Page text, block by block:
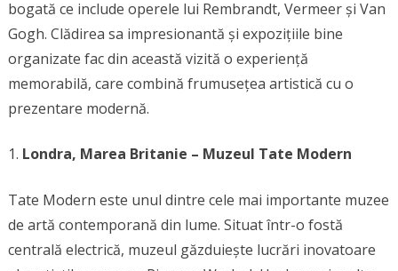
bogată ce include operele lui Rembrandt, Vermeer și Van
Gogh. Clădirea sa impresionantă și expozițiile bine
organizate fac din această vizită o experiență
memorabilă, care combină frumusețea artistică cu o
prezentare modernă.
Londra, Marea Britanie – Muzeul Tate Modern
Tate Modern este unul dintre cele mai importante muzee
de artă contemporană din lume. Situat într-o fostă
centrală electrică, muzeul găzduiește lucrări inovatoare